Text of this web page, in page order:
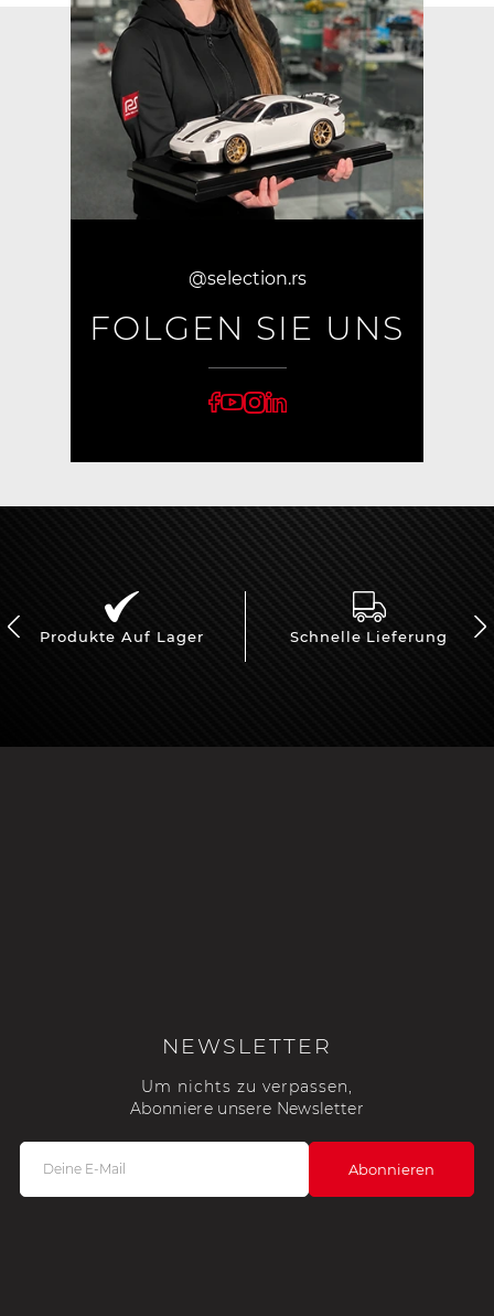
@selection.rs
FOLGEN SIE UNS
Produkte Auf Lager Schnelle Lieferung
NEWSLETTER
Um nichts zu verpassen,
Abonniere unsere Newsletter